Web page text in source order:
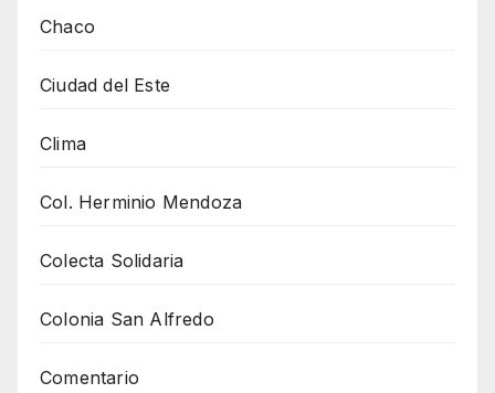
Chaco
Ciudad del Este
Clima
Col. Herminio Mendoza
Colecta Solidaria
Colonia San Alfredo
Comentario